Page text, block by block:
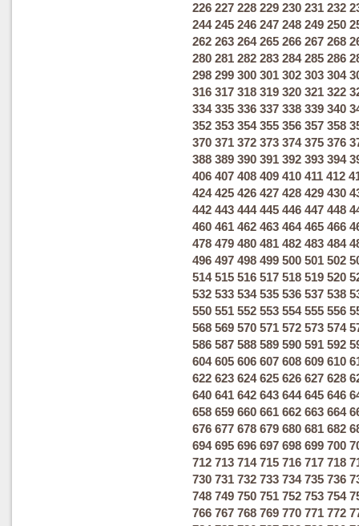
226 227 228 229 230 231 232
244 245 246 247 248 249 250
262 263 264 265 266 267 268
280 281 282 283 284 285 286
298 299 300 301 302 303 304
316 317 318 319 320 321 322
334 335 336 337 338 339 340
352 353 354 355 356 357 358
370 371 372 373 374 375 376
388 389 390 391 392 393 394
406 407 408 409 410 411 412
424 425 426 427 428 429 430
442 443 444 445 446 447 448
460 461 462 463 464 465 466
478 479 480 481 482 483 484
496 497 498 499 500 501 502
514 515 516 517 518 519 520
532 533 534 535 536 537 538
550 551 552 553 554 555 556
568 569 570 571 572 573 574
586 587 588 589 590 591 592
604 605 606 607 608 609 610
622 623 624 625 626 627 628
640 641 642 643 644 645 646
658 659 660 661 662 663 664
676 677 678 679 680 681 682
694 695 696 697 698 699 700
712 713 714 715 716 717 718
730 731 732 733 734 735 736
748 749 750 751 752 753 754
766 767 768 769 770 771 772